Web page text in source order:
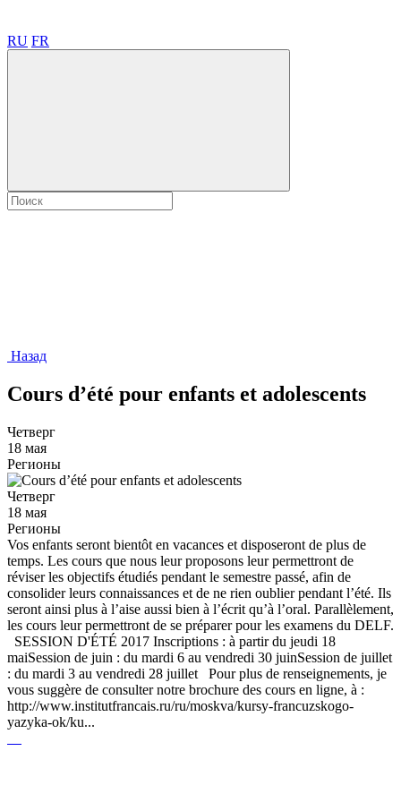
RU FR
Назад
Cours d’été pour enfants et adolescents
Четверг
18 мая
Регионы
Четверг
18 мая
Регионы
Vos enfants seront bientôt en vacances et disposeront de plus de
temps. Les cours que nous leur proposons leur permettront de
réviser les objectifs étudiés pendant le semestre passé, afin de
consolider leurs connaissances et de ne rien oublier pendant l’été. Ils
seront ainsi plus à l’aise aussi bien à l’écrit qu’à l’oral. Parallèlement,
les cours leur permettront de se préparer pour les examens du DELF.
SESSION D'ÉTÉ 2017 Inscriptions : à partir du jeudi 18
maiSession de juin : du mardi 6 au vendredi 30 juinSession de juillet
: du mardi 3 au vendredi 28 juillet Pour plus de renseignements, je
vous suggère de consulter notre brochure des cours en ligne, à :
http://www.institutfrancais.ru/ru/moskva/kursy-francuzskogo-
yazyka-ok/ku...